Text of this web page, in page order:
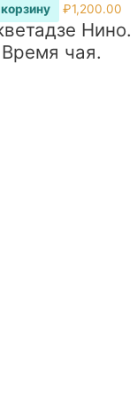
₽1,200.00
Нино.
Время чая.